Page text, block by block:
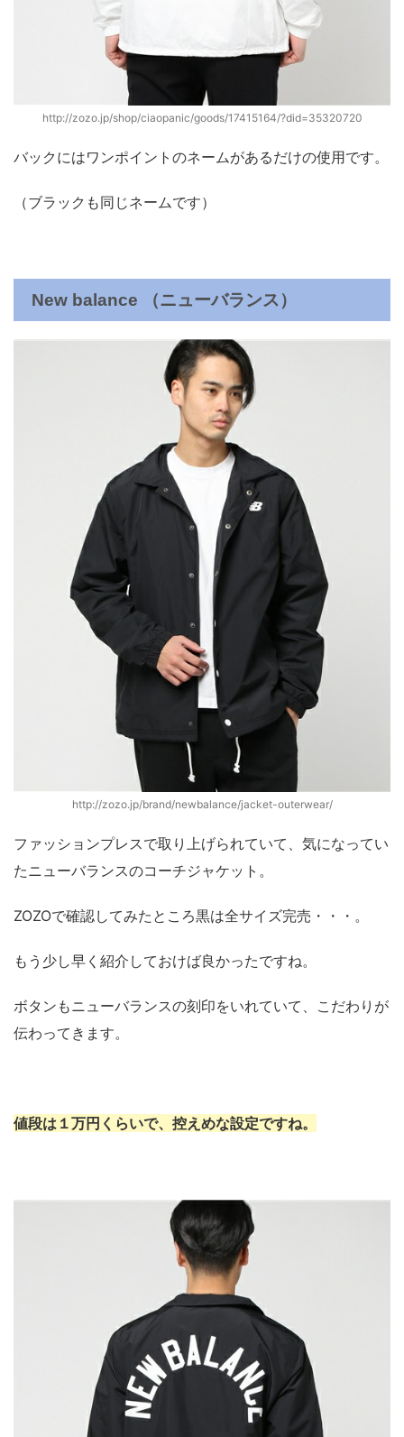
http://zozo.jp/shop/ciaopanic/goods/17415164/?did=35320720
バックにはワンポイントのネームがあるだけの使用です。
（ブラックも同じネームです）
New balance （ニューバランス）
http://zozo.jp/brand/newbalance/jacket-outerwear/
ファッションプレスで取り上げられていて、気になってい
たニューバランスのコーチジャケット。
ZOZOで確認してみたところ黒は全サイズ完売・・・。
もう少し早く紹介しておけば良かったですね。
ボタンもニューバランスの刻印をいれていて、こだわりが
伝わってきます。
値段は１万円くらいで、控えめな設定ですね。